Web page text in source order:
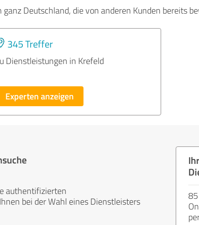
Deutschland, die von anderen Kunden bereits
345 Treffer
Dienstleistungen in Krefeld
Experten anzeigen
authentifizierten
bei der Wahl eines Dienstleisters